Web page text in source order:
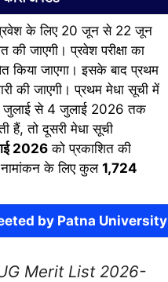
प्रवेश के लिए 20 जून से 22 जून
जाएगी। प्रवेश परीक्षा का
किया जाएगा। इसके बाद प्रथम
की जाएगी। प्रथम मेधा सूची में
1 जुलाई से 4 जुलाई 2026 तक
हैं, तो दूसरी मेधा सूची
2026को प्रकाशित की
नामांकन के लिए कुल 1,724
by Patna University
Merit List 2026-